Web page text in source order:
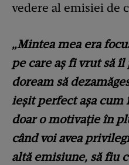
vedere al emisiei de
„Mintea mea era
pe care aș fi vrut să
doream să
ieșit perfect așa cum
doar o motivație în
când voi avea
altă emisiune, să fiu